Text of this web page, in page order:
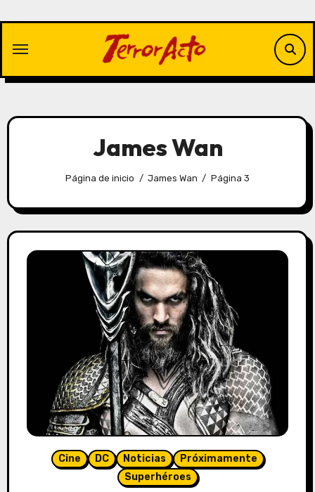
contenido
James Wan
Página de inicio James Wan Página 3
Cine DC Noticias
Próximamente
Superhéroes